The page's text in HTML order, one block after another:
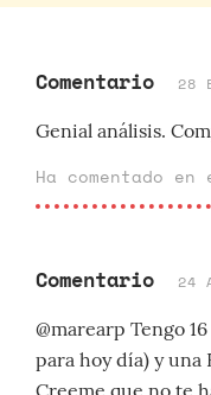
Comentario 28
Genial análisis.
Ha comentado
Comentario 24
@marearp Tengo
para hoy día) y una
Creeme que no te